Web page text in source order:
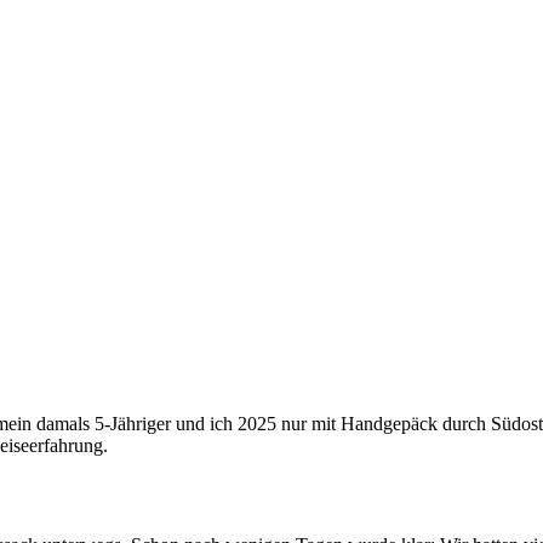
damals 5-Jähriger und ich 2025 nur mit Handgepäck durch